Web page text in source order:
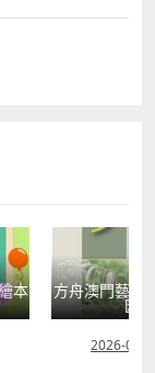
本 方舟澳門藝術
匯
2026-08-